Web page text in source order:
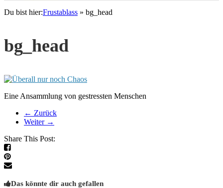
Du bist hier:Frustablass » bg_head
bg_head
Eine Ansammlung von gestressten Menschen
← Zurück
Weiter →
Share This Post:
Das könnte dir auch gefallen